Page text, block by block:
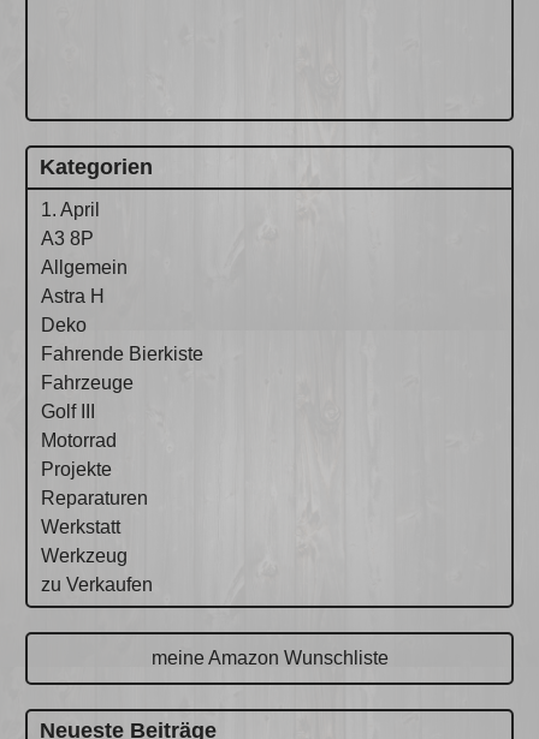
Kategorien
1. April
A3 8P
Allgemein
Astra H
Deko
Fahrende Bierkiste
Fahrzeuge
Golf III
Motorrad
Projekte
Reparaturen
Werkstatt
Werkzeug
zu Verkaufen
meine Amazon Wunschliste
Neueste Beiträge